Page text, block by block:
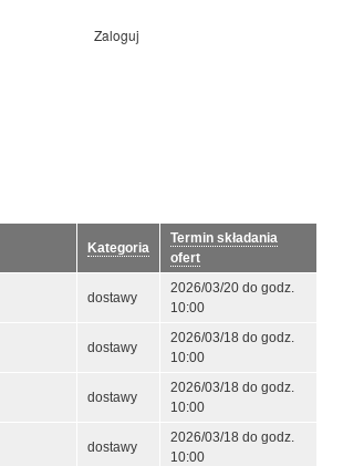
Menu
Zaloguj
Kategoria
Termin składania
ofert
dostawy
2026/03/20 do godz.
10:00
dostawy
2026/03/18 do godz.
10:00
dostawy
2026/03/18 do godz.
10:00
dostawy
2026/03/18 do godz.
10:00